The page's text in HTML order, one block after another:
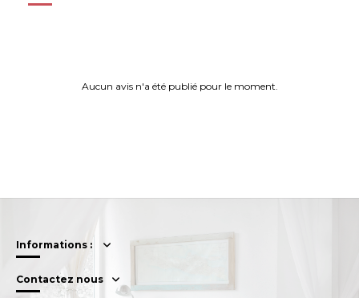
Aucun avis n'a été publié pour le moment.
Informations :
Contactez nous